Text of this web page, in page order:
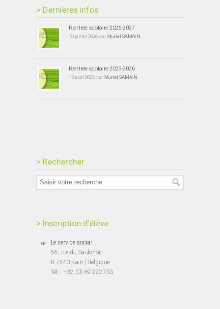
> Dernières infos
Rentrée scolaire 2026-2027
10 juillet 2026 par Muriel SAMAIN
Rentrée scolaire 2025-2026
13 août 2025 par Muriel SAMAIN
> Rechercher
> Inscription d’élève
Le service social
56, rue du Saulchoir
B-7540 Kain | Belgique
Tél. : +32 (0) 69 222733